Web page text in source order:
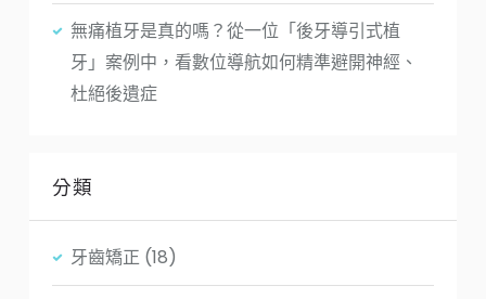
無痛植牙是真的嗎？從一位「後牙導引式植
牙」案例中，看數位導航如何精準避開神經、
杜絕後遺症
分類
牙齒矯正 (18)